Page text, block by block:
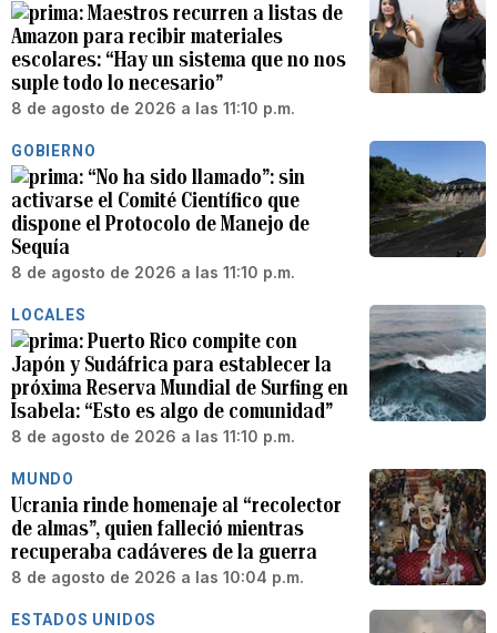
Maestros recurren a listas de
Amazon para recibir materiales
escolares: “Hay un sistema que no nos
suple todo lo necesario”
8 de agosto de 2026 a las 11:10 p.m.
GOBIERNO
“No ha sido llamado”: sin
activarse el Comité Científico que
dispone el Protocolo de Manejo de
Sequía
8 de agosto de 2026 a las 11:10 p.m.
LOCALES
Puerto Rico compite con
Japón y Sudáfrica para establecer la
próxima Reserva Mundial de Surfing en
Isabela: “Esto es algo de comunidad”
8 de agosto de 2026 a las 11:10 p.m.
MUNDO
Ucrania rinde homenaje al “recolector
de almas”, quien falleció mientras
recuperaba cadáveres de la guerra
8 de agosto de 2026 a las 10:04 p.m.
ESTADOS UNIDOS